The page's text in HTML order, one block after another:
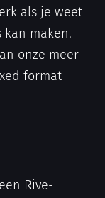
als je weet
kan maken.
onze meer
format
Rive-